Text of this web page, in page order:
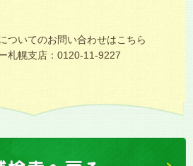
ついてのお問い合わせはこちら
札幌支店：0120-11-9227